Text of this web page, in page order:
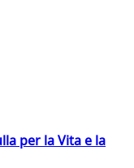
per la Vita e la